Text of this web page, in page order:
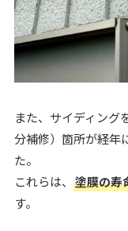
また、サイディング
分補修）箇所が経年
た。
これらは、 塗膜の寿
す。